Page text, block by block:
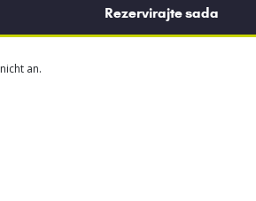
Rezervirajte sada
an.